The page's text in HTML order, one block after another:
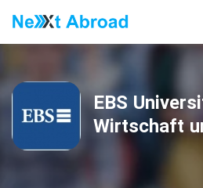
EBS
Wirtschaft